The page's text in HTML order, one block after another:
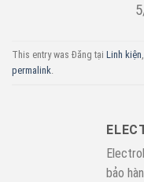
This entry was Đăng tại Linh kiện
permalink
bảo